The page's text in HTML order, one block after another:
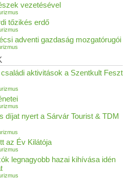
vezetésével
tőzikés erdő
adventi gazdaság mozgatórugói
aktivitások a Szentkult Feszt
díjat nyert a Sárvár Tourist & TDM
az Év Kilátója
legnagyobb hazai kihívása idén